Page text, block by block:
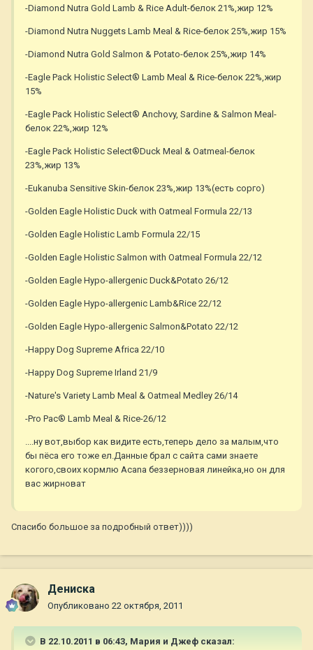
-Diamond Nutra Gold Lamb & Rice Adult-белок 21%,жир 12%
-Diamond Nutra Nuggets Lamb Meal & Rice-белок 25%,жир 15%
-Diamond Nutra Gold Salmon & Potato-белок 25%,жир 14%
-Eagle Pack Holistic Select® Lamb Meal & Rice-белок 22%,жир
15%
-Eagle Pack Holistic Select® Anchovy, Sardine & Salmon Meal-
белок 22%,жир 12%
-Eagle Pack Holistic Select®Duck Meal & Oatmeal-белок
23%,жир 13%
-Eukanuba Sensitive Skin-белок 23%,жир 13%(есть сорго)
-Golden Eagle Holistic Duck with Oatmeal Formula 22/13
-Golden Eagle Holistic Lamb Formula 22/15
-Golden Eagle Holistic Salmon with Oatmeal Formula 22/12
-Golden Eagle Hypo-allergenic Duck&Potato 26/12
-Golden Eagle Hypo-allergenic Lamb&Rice 22/12
-Golden Eagle Hypo-allergenic Salmon&Potato 22/12
-Happy Dog Supreme Africa 22/10
-Happy Dog Supreme Irland 21/9
-Nature's Variety Lamb Meal & Oatmeal Medley 26/14
-Pro Pac® Lamb Meal & Rice-26/12
....ну вот,выбор как видите есть,теперь дело за малым,что
бы пёса его тоже ел.Данные брал с сайта сами знаете
когого,своих кормлю Acana беззерновая линейка,но он для
вас жирноват
Спасибо большое за подробный ответ))))
Дениска
Опубликовано 22 октября, 2011
В 22.10.2011 в 06:43, Мария и Джеф сказал: